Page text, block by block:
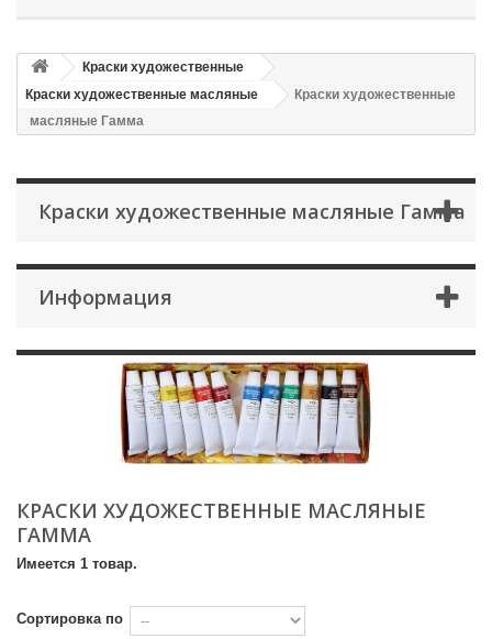
Краски художественные
Краски художественные масляные
Краски художественные
масляные Гамма
Краски художественные масляные Гамма
Информация
КРАСКИ ХУДОЖЕСТВЕННЫЕ МАСЛЯНЫЕ
ГАММА
Имеется 1 товар.
Сортировка по